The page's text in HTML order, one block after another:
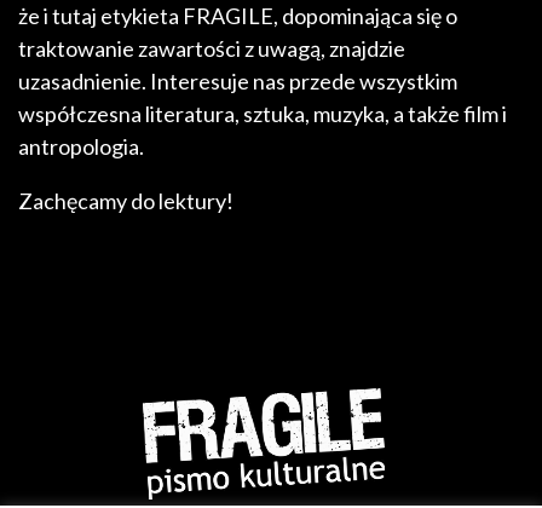
że i tutaj etykieta FRAGILE, dopominająca się o
traktowanie zawartości z uwagą, znajdzie
uzasadnienie. Interesuje nas przede wszystkim
współczesna literatura, sztuka, muzyka, a także film i
antropologia.
Zachęcamy do lektury!